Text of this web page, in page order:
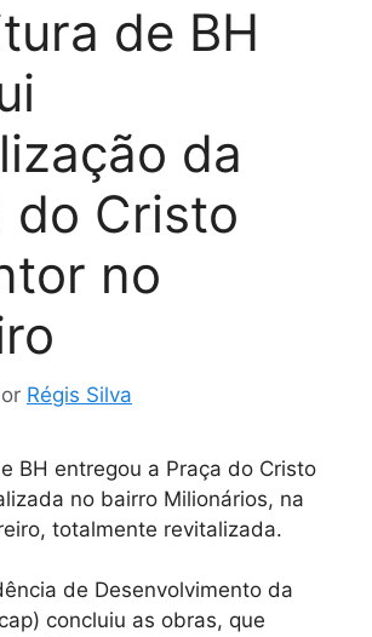
de BH
da
do Cristo
no
Régis Silva
BH entregou a Praça do Cristo
no bairro Milionários, na
totalmente revitalizada.
de Desenvolvimento da
concluiu as obras, que